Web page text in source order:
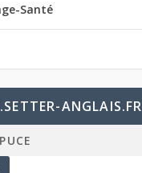
Santé
ANGLAIS.FR